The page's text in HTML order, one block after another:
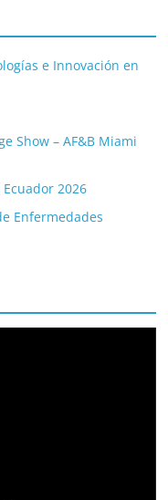
e Innovación en
Show – AF&B Miami
2026
Enfermedades